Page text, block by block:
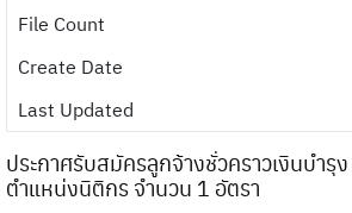
File Count
Create Date
Last Updated
ประกาศรับสมัครลูกจ้างชั่วคราวเงินบำรุ
ตำแหน่งนิติกร จำนวน 1 อัตรา